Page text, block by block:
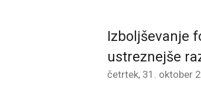
Izboljševanje
ustreznejše
četrtek, 31. oktober